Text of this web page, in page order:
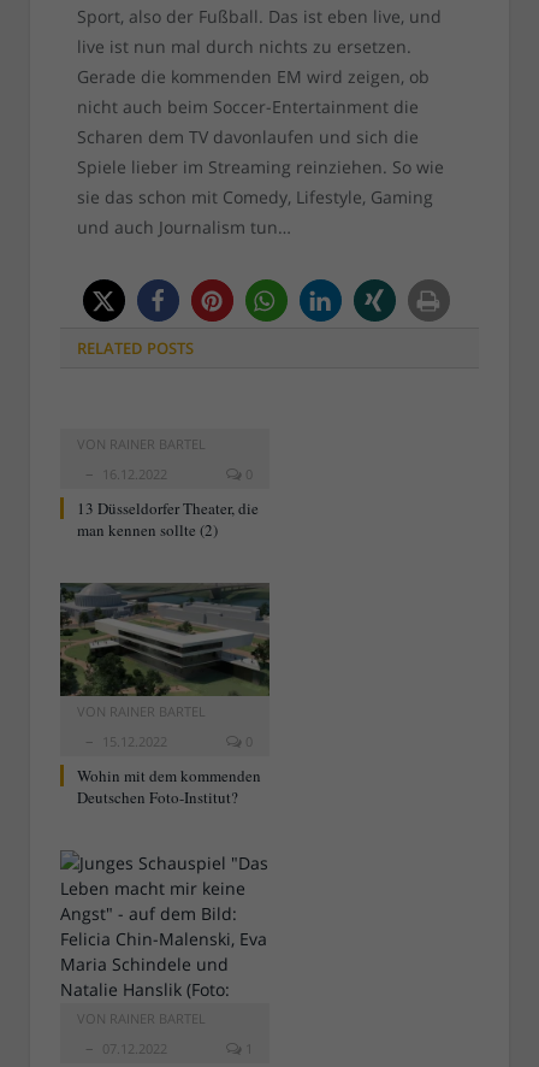
Sport, also der Fußball. Das ist eben live, und
live ist nun mal durch nichts zu ersetzen.
Gerade die kommenden EM wird zeigen, ob
nicht auch beim Soccer-Entertainment die
Scharen dem TV davonlaufen und sich die
Spiele lieber im Streaming reinziehen. So wie
sie das schon mit Comedy, Lifestyle, Gaming
und auch Journalism tun…
RELATED POSTS
VON RAINER BARTEL
16.12.2022
0
13 Düsseldorfer Theater, die
man kennen sollte (2)
VON RAINER BARTEL
15.12.2022
0
Wohin mit dem kommenden
Deutschen Foto-Institut?
VON RAINER BARTEL
07.12.2022
1